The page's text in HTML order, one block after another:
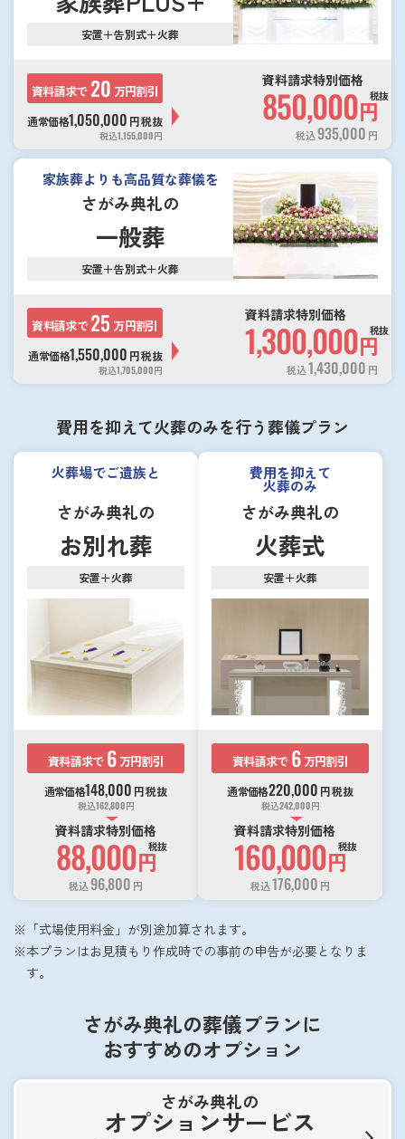
安置＋告別式＋火葬
資料請求で 20 万円割引
通常価格1,050,000 円税抜
税込1,155,000円
資料請求特別価格
850,000円
税抜
税込935,000 円
家族葬よりも高品質な葬儀を
さがみ典礼の
一般葬
安置＋告別式＋火葬
資料請求で 25 万円割引
通常価格1,550,000 円税抜
税込1,705,000円
資料請求特別価格
1,300,000円
税抜
税込1,430,000 円
費用を抑えて火葬のみを行う葬儀プラン
火葬場でご遺族と
さがみ典礼の
お別れ葬
安置＋火葬
資料請求で 6 万円割引
通常価格148,000 円税抜
税込162,800円
資料請求特別価格
88,000円
税抜
税込96,800 円
費用を抑えて
火葬のみ
さがみ典礼の
火葬式
安置＋火葬
資料請求で 6 万円割引
通常価格220,000 円税抜
税込242,000円
資料請求特別価格
160,000円
税抜
税込176,000 円
「式場使用料金」が別途加算されます。
本プランはお見積もり作成時での事前の申告が必要となりま
す。
さがみ典礼の葬儀プランに
おすすめのオプション
さがみ典礼の
オプションサービス